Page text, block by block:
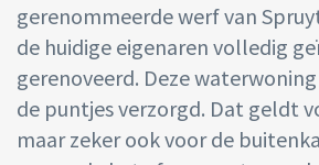
gerenommeerde werf van
de huidige eigenaren volledig
gerenoveerd. Deze
de puntjes verzorgd. Dat geldt
maar zeker ook voor de